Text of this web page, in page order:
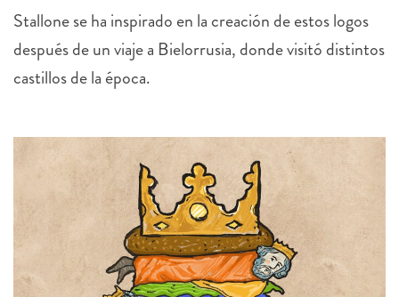
Stallone se ha inspirado en la creación de estos logos
después de un viaje a Bielorrusia, donde visitó distintos
castillos de la época.